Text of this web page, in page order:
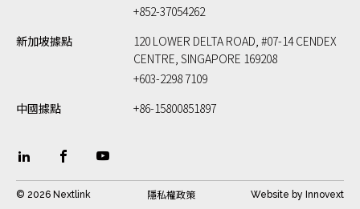
+852-37054262
新加坡據點
120 LOWER DELTA ROAD, #07-14 CENDEX
CENTRE, SINGAPORE 169208
+603-2298 7109
中國據點
+86-15800851897
© 2026 Nextlink 隱私權政策 Website by Innovext